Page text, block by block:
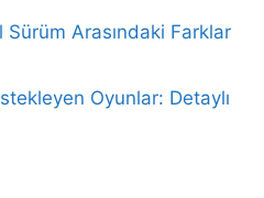
Arasındaki Farklar
Oyunlar: Detaylı